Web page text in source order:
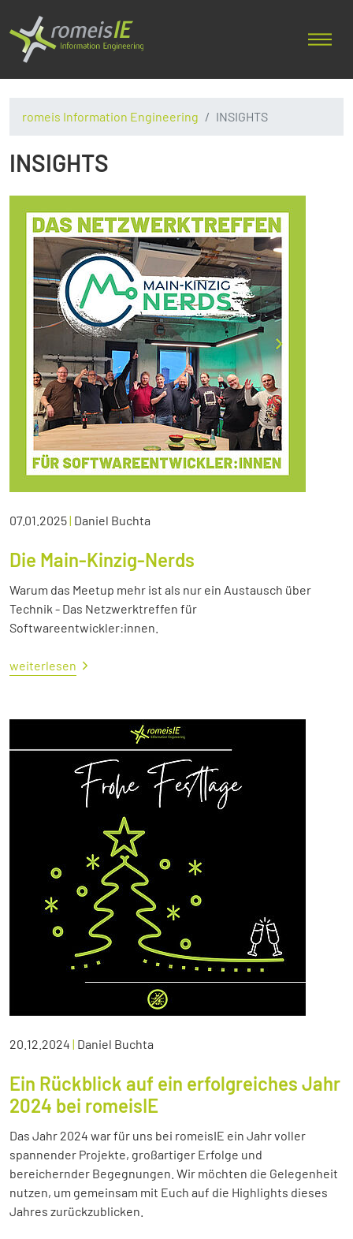
romeis Information Engineering INSIGHTS
INSIGHTS
07.01.2025| Daniel Buchta
Die Main-Kinzig-Nerds
Warum das Meetup mehr ist als nur ein Austausch über
Technik - Das Netzwerktreffen für
Softwareentwickler:innen.
weiterlesen
20.12.2024 | Daniel Buchta
Ein Rückblick auf ein erfolgreiches Jahr
2024 bei romeisIE
Das Jahr 2024 war für uns bei romeisIE ein Jahr voller
spannender Projekte, großartiger Erfolge und
bereichernder Begegnungen. Wir möchten die Gelegenheit
nutzen, um gemeinsam mit Euch auf die Highlights dieses
Jahres zurückzublicken.